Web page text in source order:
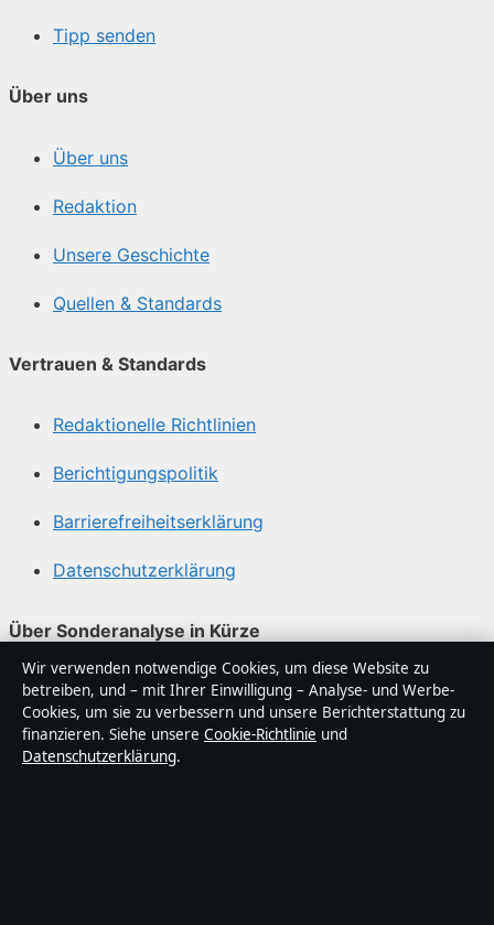
Tipp senden
Über uns
Über uns
Redaktion
Unsere Geschichte
Quellen & Standards
Vertrauen & Standards
Redaktionelle Richtlinien
Berichtigungspolitik
Barrierefreiheitserklärung
Datenschutzerklärung
Über Sonderanalyse in Kürze
Sonderanalyse ist ein unabhängiger digitaler
Nachrichtenanbieter mit Fokus auf Politik, Wirtschaft,
Technik und Gesellschaft in Deutschland. Jeder Artikel
trägt eine Byline, wird von einem Redakteur geprüft und
Wir verwenden notwendige Cookies, um diese Website zu
betreiben, und – mit Ihrer Einwilligung – Analyse- und Werbe-
Cookies, um sie zu verbessern und unsere Berichterstattung zu
finanzieren. Siehe unsere Cookie-Richtlinie und
Datenschutzerklärung.